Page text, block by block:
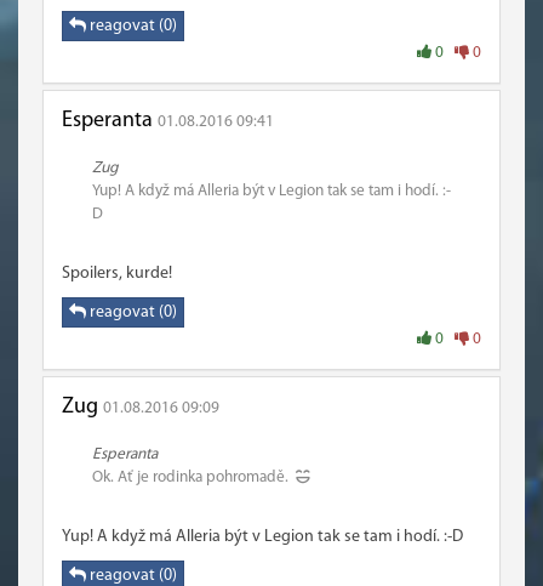
reagovat (0)
0 0
Esperanta 01.08.2016 09:41
Zug
Yup! A když má Alleria být v Legion tak se tam i hodí. :-
D
Spoilers, kurde!
reagovat (0)
0 0
Zug 01.08.2016 09:09
Esperanta
Ok. Ať je rodinka pohromadě.
Yup! A když má Alleria být v Legion tak se tam i hodí. :-D
reagovat (0)